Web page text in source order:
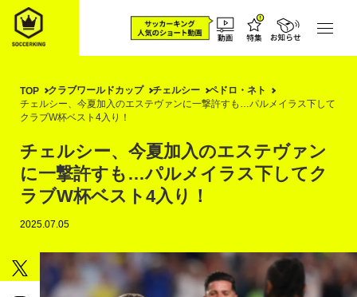
TOP クラブワールドカップ チェルシー
ペドロ・ネト
チェルシー、今夏加入のエステヴァンに一撃許すも…パルメイラス下して
クラブW杯ベスト4入り！
チェルシー、今夏加入のエステヴァン
に一撃許すも…パルメイラス下してク
ラブW杯ベスト4入り！
2025.07.05